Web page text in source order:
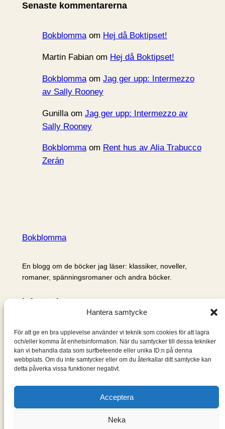
Hantera samtycke
För att ge en bra upplevelse använder vi teknik som cookies för att lagra
och/eller komma åt enhetsinformation. När du samtycker till dessa tekniker
kan vi behandla data som surfbeteende eller unika ID:n på denna
webbplats. Om du inte samtycker eller om du återkallar ditt samtycke kan
detta påverka vissa funktioner negativt.
Acceptera
Neka
v
Senaste kommentarerna
Bokblommaom Hej då Boktipset!
Martin Fabianom Hej då Boktipset!
Bokblommaom Jag ger upp: Intermezzo
av Sally Rooney
Gunillaom Jag ger upp: Intermezzo av
Sally Rooney
Bokblommaom Rent hus av Alia Trabucco
Zerán
Bokblomma
En blogg om de böcker jag läser: klassiker, noveller,
romaner, spänningsromaner och andra böcker.
Information
Om mig & om bloggen
S
ö
k